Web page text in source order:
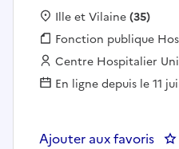
Localisation :
Ille et Vilaine(35)
Fonction publique :
Fonction publique
Employeur :
Centre Hospitalier
En ligne depuis le 11
Ajouter aux favoris :